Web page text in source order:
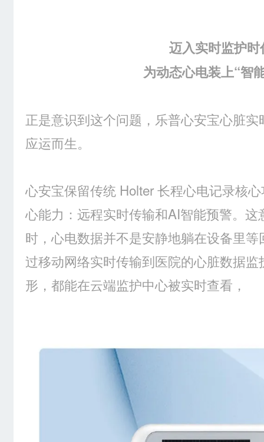
迈入实时监护时
为动态心电装上“智
正是意识到这个问题，乐普心安宝心脏
应运而生。
心安宝保留传统 Holter 长程心电记录核
心能力：远程实时传输和AI智能预警。
时，心电数据并不是安静地躺在设备里
过移动网络实时传输到医院的心脏数据
形，都能在云端监护中心被实时查看，